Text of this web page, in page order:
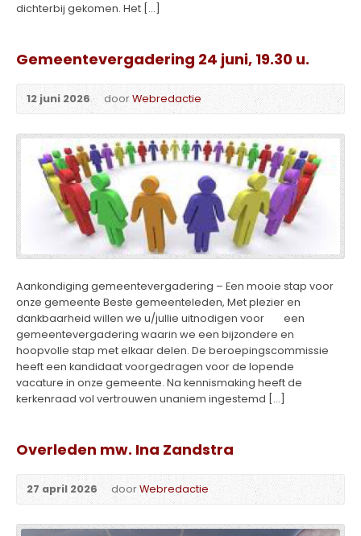
dichterbij gekomen. Het […]
Gemeentevergadering 24 juni, 19.30 u.
12 juni 2026 doorWebredactie
Aankondiging gemeentevergadering – Een mooie stap voor
onze gemeente Beste gemeenteleden, Met plezier en
dankbaarheid willen we u/jullie uitnodigen voor een
gemeentevergadering waarin we een bijzondere en
hoopvolle stap met elkaar delen. De beroepingscommissie
heeft een kandidaat voorgedragen voor de lopende
vacature in onze gemeente. Na kennismaking heeft de
kerkenraad vol vertrouwen unaniem ingestemd […]
Overleden mw. Ina Zandstra
27 april 2026 doorWebredactie